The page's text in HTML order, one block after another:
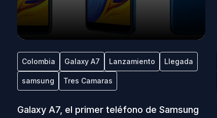
Colombia Galaxy A7 Lanzamiento Llegada
samsung Tres Camaras
Galaxy A7, el primer teléfono de Samsung